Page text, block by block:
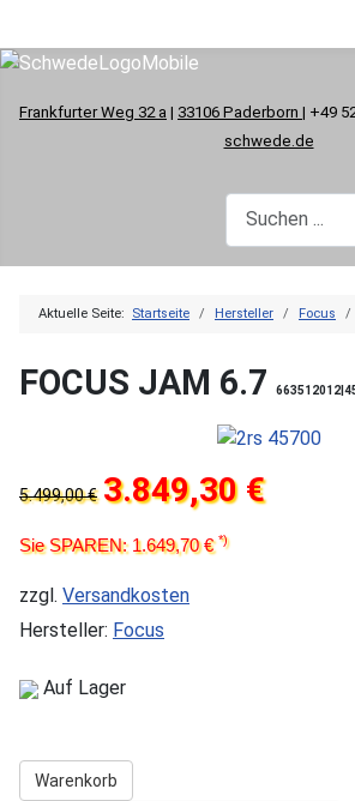
Frankfurter Weg 32 a | 33106 Paderborn | +49
schwede.de
Aktuelle Seite: Startseite Hersteller Focus
FOCUS JAM 6.7
5.499,00 € 3.849,30 €
Sie SPAREN: 1.649,70 €*)
zzgl. Versandkosten
Hersteller: Focus
Auf Lager
Warenkorb